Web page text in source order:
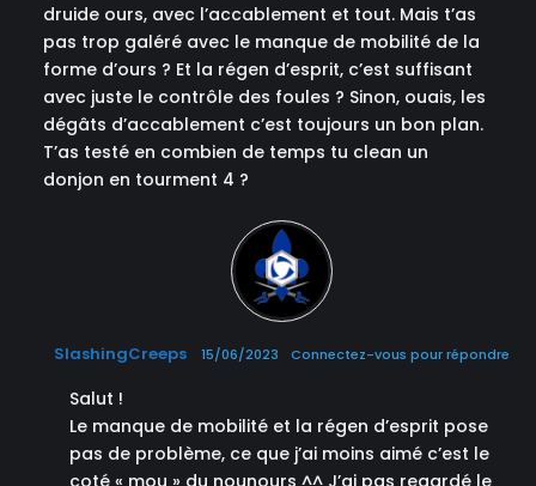
druide ours, avec l’accablement et tout. Mais t’as
pas trop galéré avec le manque de mobilité de la
forme d’ours ? Et la régen d’esprit, c’est suffisant
avec juste le contrôle des foules ? Sinon, ouais, les
dégâts d’accablement c’est toujours un bon plan.
T’as testé en combien de temps tu clean un
donjon en tourment 4 ?
SlashingCreeps 15/06/2023 Connectez-vous pour répondre
Salut !
Le manque de mobilité et la régen d’esprit pose
pas de problème, ce que j’ai moins aimé c’est le
coté « mou » du nounours ^^ J’ai pas regardé le